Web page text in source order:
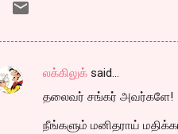
லக்கிலுக் said…
தலைவர் சங்கர் அவர்களே!
நீங்களும் மனிதராய்